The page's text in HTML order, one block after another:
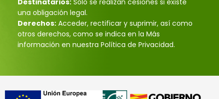
Destinatarios: Solo se realizan cesiones si existe
una obligación legal.
Derechos: Acceder, rectificar y suprimir, así como
otros derechos, como se indica en la Más
información en nuestra Política de Privacidad.